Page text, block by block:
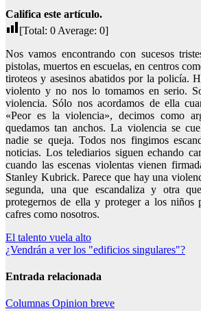
Califica este artículo.
[Total: 0 Average: 0]
Nos vamos encontrando con sucesos
pistolas, muertos en escuelas, en centros
tiroteos y asesinos abatidos por la policía.
violento y no nos lo tomamos en serio.
violencia. Sólo nos acordamos de ella
«Peor es la violencia», decimos como
quedamos tan anchos. La violencia se
nadie se queja. Todos nos fingimos
noticias. Los telediarios siguen echando
cuando las escenas violentas vienen
Stanley Kubrick. Parece que hay una
segunda, una que escandaliza y otra
protegernos de ella y proteger a los niños
cafres como nosotros.
Navegación
de
entradas
El talento vuela alto
¿Vendrán a ver los "edificios singulares"?
Entrada relacionada
Columnas Opinion breve